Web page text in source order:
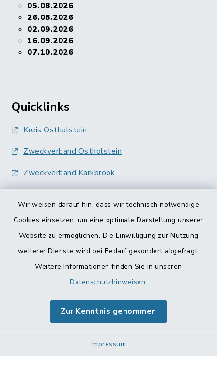
Wir weisen darauf hin, dass wir technisch notwendige
Cookies einsetzen, um eine optimale Darstellung unserer
Website zu ermöglichen. Die Einwilligung zur Nutzung
weiterer Dienste wird bei Bedarf gesondert abgefragt.
Weitere Informationen finden Sie in unseren
Datenschutzhinweisen.
Zur Kenntnis genommen
Impressum
05.08.2026
26.08.2026
02.09.2026
16.09.2026
07.10.2026
Quicklinks
Kreis Ostholstein
Zweckverband Ostholstein
Zweckverband Karkbrook
Barrierefreiheit
Impressum
Sitemap